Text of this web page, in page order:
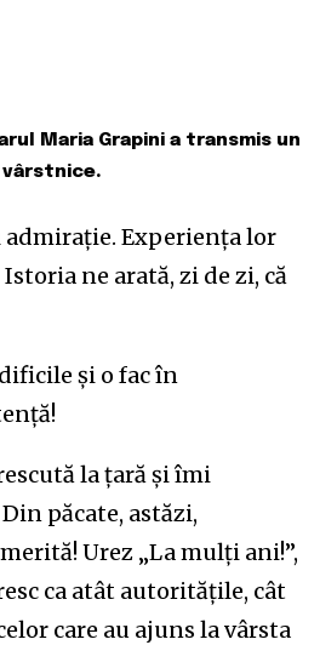
Maria Grapini a transmis un
vârstnice.
admirație. Experiența lor
ne arată, zi de zi, că
și o fac în
la țară și îmi
păcate, astăzi,
Urez „La mulți ani!”,
ca atât autoritățile, cât
care au ajuns la vârsta